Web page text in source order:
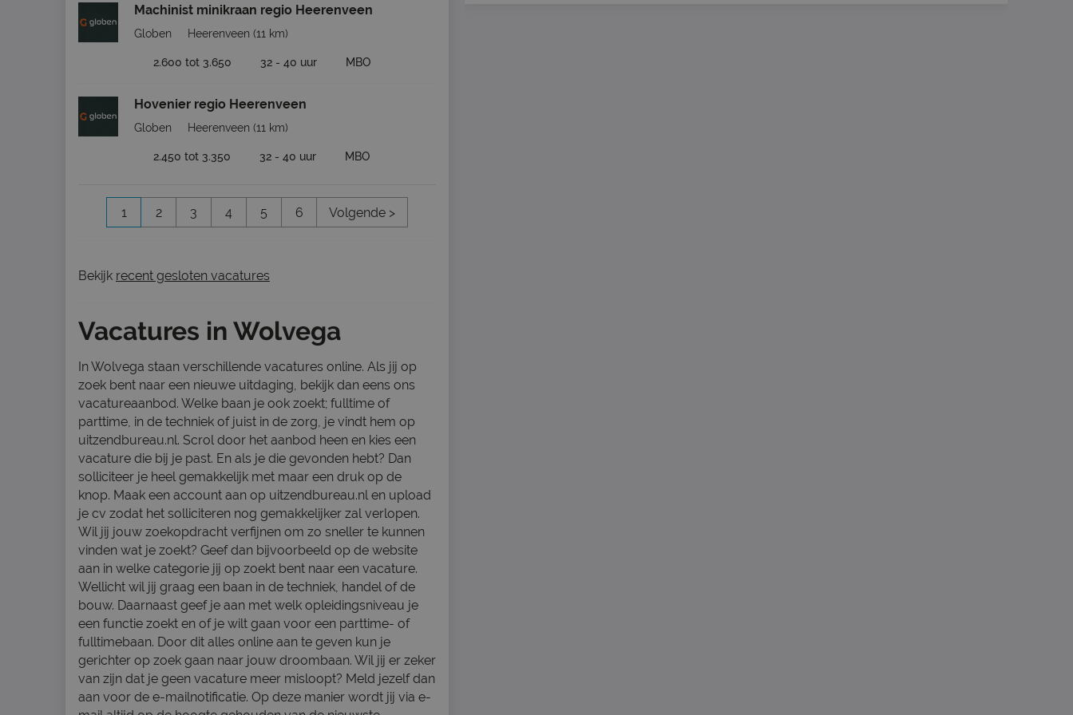
Machinist minikraan regio Heerenveen
Globen Heerenveen (11 km)
2.600 tot 3.650 32 - 40 uur MBO
Hovenier regio Heerenveen
Globen Heerenveen (11 km)
2.450 tot 3.350 32 - 40 uur MBO
1 2 3 4 5 6 Volgende >
Bekijk recent gesloten vacatures
Vacatures in Wolvega
In Wolvega staan verschillende vacatures online. Als jij op
zoek bent naar een nieuwe uitdaging, bekijk dan eens ons
vacatureaanbod. Welke baan je ook zoekt; fulltime of
parttime, in de techniek of juist in de zorg, je vindt hem op
uitzendbureau.nl. Scrol door het aanbod heen en kies een
vacature die bij je past. En als je die gevonden hebt? Dan
solliciteer je heel gemakkelijk met maar een druk op de
knop. Maak een account aan op uitzendbureau.nl en upload
je cv zodat het solliciteren nog gemakkelijker zal verlopen.
Wil jij jouw zoekopdracht verfijnen om zo sneller te kunnen
vinden wat je zoekt? Geef dan bijvoorbeeld op de website
aan in welke categorie jij op zoekt bent naar een vacature.
Wellicht wil jij graag een baan in de techniek, handel of de
bouw. Daarnaast geef je aan met welk opleidingsniveau je
een functie zoekt en of je wilt gaan voor een parttime- of
fulltimebaan. Door dit alles online aan te geven kun je
gerichter op zoek gaan naar jouw droombaan. Wil jij er zeker
van zijn dat je geen vacature meer misloopt? Meld jezelf dan
aan voor de e-mailnotificatie. Op deze manier wordt jij via e-